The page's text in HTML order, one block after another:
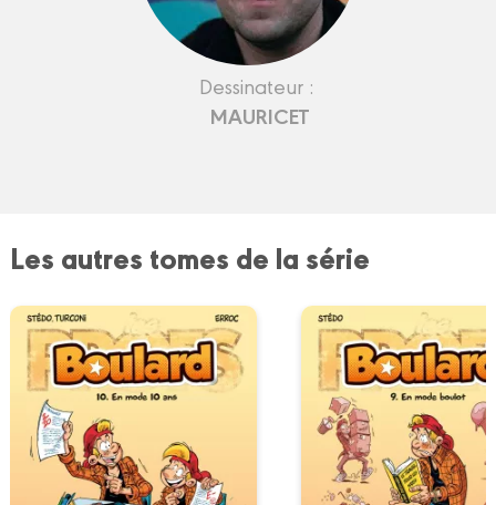
Dessinateur :
MAURICET
Les autres tomes de la série